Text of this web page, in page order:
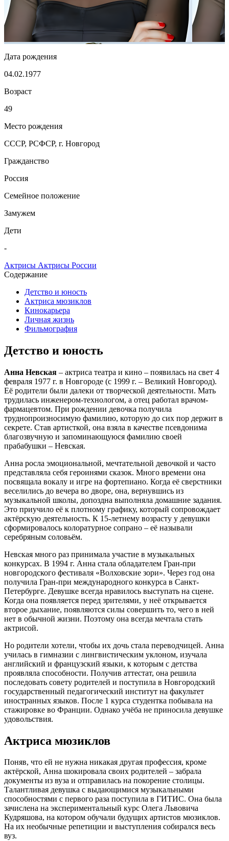
Дата рождения
04.02.1977
Возраст
49
Место рождения
СССР, РСФСР, г. Новгород
Гражданство
Россия
Семейное положение
Замужем
Дети
-
Актрисы Актрисы России
Содержание
Детство и юность
Актриса мюзиклов
Кинокарьера
Личная жизнь
Фильмография
Детство и юность
Анна Невская – актриса театра и кино – появилась на свет 4
февраля 1977 г. в Новгороде (с 1999 г. – Великий Новгород).
Её родители были далеки от творческой деятельности. Мать
трудилась инженером-технологом, а отец работал врачом-
фармацевтом. При рождении девочка получила
труднопроизносимую фамилию, которую до сих пор держит в
секрете. Став артисткой, она взяла в качестве псевдонима
благозвучную и запоминающуюся фамилию своей
прабабушки – Невская.
Анна росла эмоциональной, мечтательной девочкой и часто
представляла себя героинями сказок. Много времени она
посвящала вокалу и игре на фортепиано. Когда её сверстники
веселились до вечера во дворе, она, вернувшись из
музыкальной школы, допоздна выполняла домашние задания.
Это приучило её к плотному графику, который сопровождает
актёрскую деятельность. К 15-летнему возрасту у девушки
сформировалось колоратурное сопрано – её называли
серебряным соловьём.
Невская много раз принимала участие в музыкальных
конкурсах. В 1994 г. Анна стала обладателем Гран-при
новгородского фестиваля «Волховские зори». Через год она
получила Гран-при международного конкурса в Санкт-
Петербурге. Девушке всегда нравилось выступать на сцене.
Когда она появляется перед зрителями, у неё открывается
второе дыхание, появляются силы совершить то, чего в ней
нет в обычной жизни. Поэтому она всегда мечтала стать
актрисой.
Но родители хотели, чтобы их дочь стала переводчицей. Анна
училась в гимназии с лингвистическим уклоном, изучала
английский и французский языки, к которым с детства
проявляла способности. Получив аттестат, она решила
последовать совету родителей и поступила в Новгородский
государственный педагогический институт на факультет
иностранных языков. После 1 курса студентка побывала на
стажировке во Франции. Однако учёба не приносила девушке
удовольствия.
Актриса мюзиклов
Поняв, что ей не нужна никакая другая профессия, кроме
актёрской, Анна шокировала своих родителей – забрала
документы из вуза и отправилась на покорение столицы.
Талантливая девушка с выдающимися музыкальными
способностями с первого раза поступила в ГИТИС. Она была
зачислена на экспериментальный курс Олега Львовича
Кудряшова, на котором обучали будущих артистов мюзиклов.
На их необычные репетиции и выступления собирался весь
вуз.